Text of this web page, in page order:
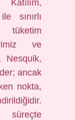
sınırlı
tüketim
ve
Nesquik,
ancak
nokta,
süreçte